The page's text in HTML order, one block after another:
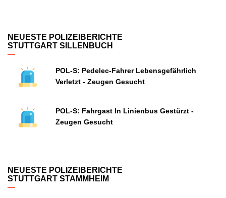
NEUESTE POLIZEIBERICHTE
STUTTGART SILLENBUCH
POL-S: Pedelec-Fahrer Lebensgefährlich
Verletzt - Zeugen Gesucht
POL-S: Fahrgast In Linienbus Gestürzt -
Zeugen Gesucht
NEUESTE POLIZEIBERICHTE
STUTTGART STAMMHEIM